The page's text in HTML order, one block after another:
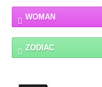
WOMAN
ZODIAC